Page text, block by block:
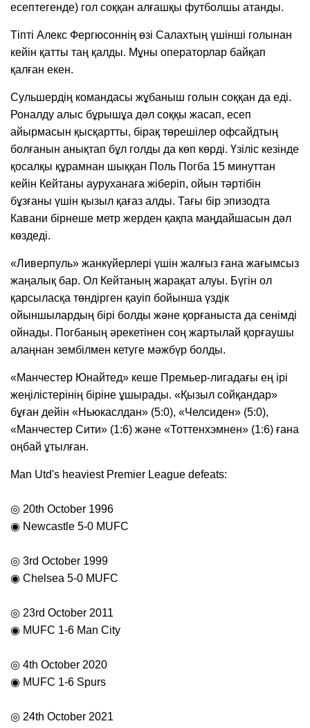
есептегенде) гол соққан алғашқы футболшы атанды.
Тіпті Алекс Фергюсоннің өзі Салахтың үшінші голынан
кейін қатты таң қалды. Мұны операторлар байқап
қалған екен.
Сульшердің командасы жұбаныш голын соққан да еді.
Роналду алыс бұрышұа дәл соққы жасап, есеп
айырмасын қысқартты, бірақ төрешілер офсайдтың
болғанын анықтап бұл голды да көп көрді. Үзіліс кезінде
қосалқы құрамнан шыққан Поль Погба 15 минуттан
кейін Кейтаны ауруханаға жіберіп, ойын тәртібін
бұзғаны үшін қызыл қағаз алды. Тағы бір эпизодта
Кавани бірнеше метр жерден қақпа маңдайшасын дәл
көздеді.
«Ливерпуль» жанкүйерлері үшін жалғыз ғана жағымсыз
жаңалық бар. Ол Кейтаның жарақат алуы. Бүгін ол
қарсыласқа төндірген қауіп бойынша үздік
ойыншылардың бірі болды және қорғаныста да сенімді
ойнады. Погбаның әрекетінен соң жартылай қорғаушы
алаңнан зембілмен кетуге мәжбүр болды.
«Манчестер Юнайтед» кеше Премьер-лигадағы ең ірі
жеңілістерінің біріне ұшырады. «Қызыл сойқандар»
бұған дейін «Ньюкаслдан» (5:0), «Челсиден» (5:0),
«Манчестер Сити» (1:6) және «Тоттенхэмнен» (1:6) ғана
оңбай ұтылған.
Man Utd's heaviest Premier League defeats:
◎ 20th October 1996
◉ Newcastle 5-0 MUFC
◎ 3rd October 1999
◉ Chelsea 5-0 MUFC
◎ 23rd October 2011
◉ MUFC 1-6 Man City
◎ 4th October 2020
◉ MUFC 1-6 Spurs
◎ 24th October 2021